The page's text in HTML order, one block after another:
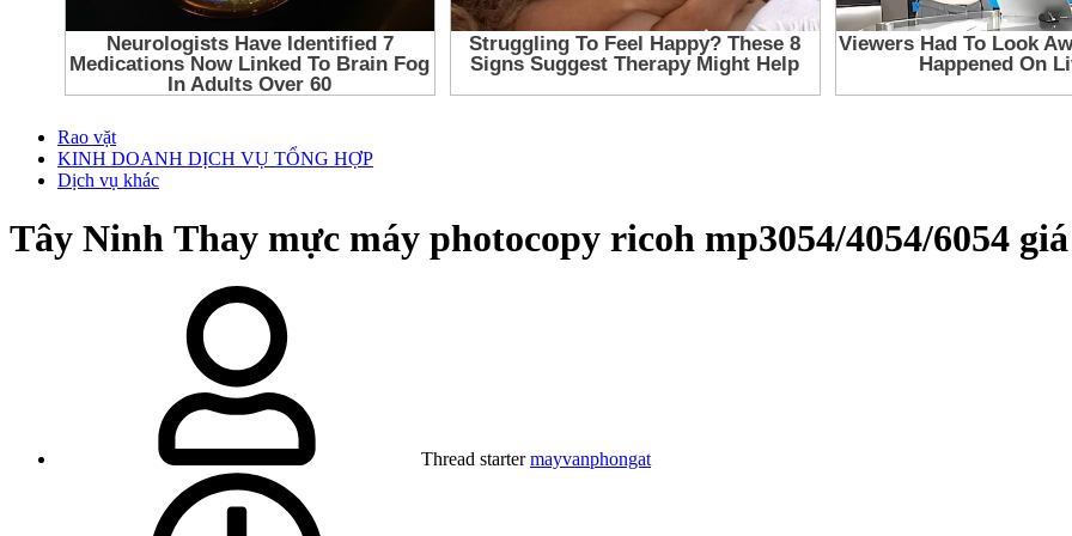
Rao vặt
KINH DOANH DỊCH VỤ TỔNG HỢP
Dịch vụ khác
Tây Ninh Thay mực máy photocopy ricoh mp3054/4054/6054
Thread starter mayvanphongat